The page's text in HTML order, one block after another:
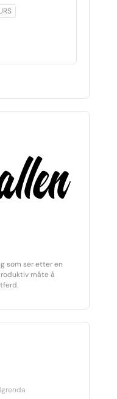
som ser etter en
måte å